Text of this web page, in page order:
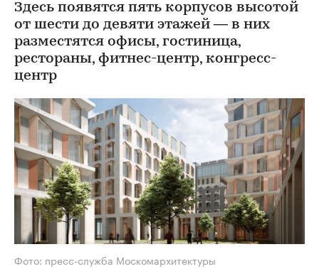
Здесь появятся пять корпусов высотой
от шести до девяти этажей — в них
разместятся офисы, гостиница,
рестораны, фитнес-центр, конгресс-
центр
Фото: пресс-служба Москомархитектуры